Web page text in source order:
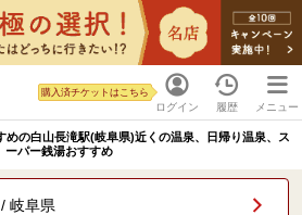
ログイン
購入済チケットはこちら
履歴 メニュー
めの白山長滝駅(岐阜県)近くの温泉、日帰り温泉、ス
ーパー銭湯おすすめ
岐阜県